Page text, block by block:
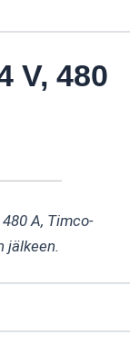
V, 480
A, Timco-
jälkeen.